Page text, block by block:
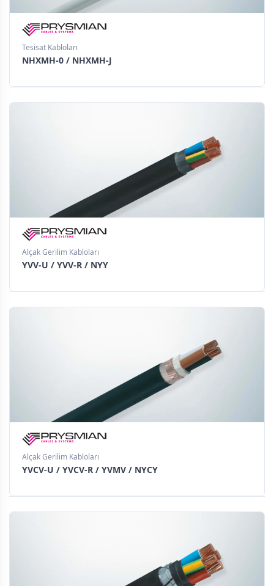
Tesisat Kabloları
NHXMH-0 / NHXMH-J
Alçak Gerilim Kabloları
YVV-U / YVV-R / NYY
Alçak Gerilim Kabloları
YVCV-U / YVCV-R / YVMV / NYCY